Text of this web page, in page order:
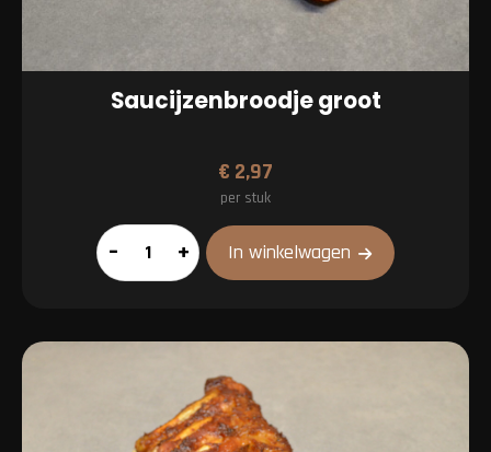
Saucijzenbroodje groot
€ 2,97
per stuk
Saucijzenbroodje
groot
– + In winkelwagen